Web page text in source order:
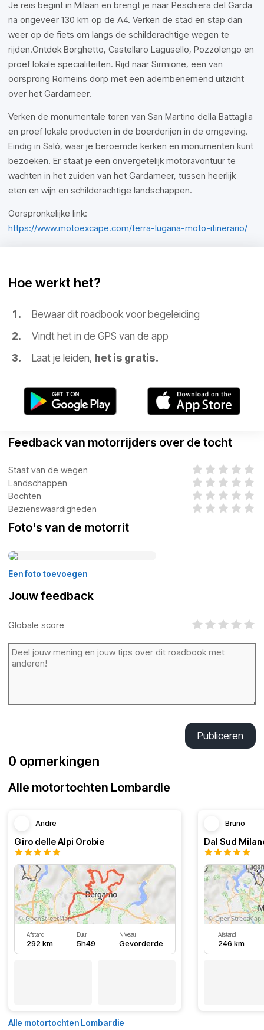
Je reis begint in Milaan en brengt je naar Peschiera del Garda
na ongeveer 130 km op de A4. Verken de stad en stap dan
weer op de fiets om langs de schilderachtige wegen te
rijden.Ontdek Borghetto, Castellaro Lagusello, Pozzolengo en
proef lokale specialiteiten. Rijd naar Sirmione, een van
oorsprong Romeins dorp met een adembenemend uitzicht
over het Gardameer.
Verken de monumentale toren van San Martino della Battaglia
en proef lokale producten in de boerderijen in de omgeving.
Eindig in Salò, waar je beroemde kerken en monumenten kunt
bezoeken. Er staat je een onvergetelijk motoravontuur te
wachten in het zuiden van het Gardameer, tussen heerlijk
eten en wijn en schilderachtige landschappen.
Oorspronkelijke link:
https://www.motoexcape.com/terra-lugana-moto-itinerario/
Hoe werkt het?
Bewaar dit roadbook voor begeleiding
Vindt het in de GPS van de app
Laat je leiden, het is gratis.
Feedback van motorrijders over de tocht
Staat van de wegen
Landschappen
Bochten
Bezienswaardigheden
Foto's van de motorrit
Een foto toevoegen
Jouw feedback
Globale score
Publiceren
0 opmerkingen
Alle motortochten Lombardie
Andre
Giro delle Alpi Orobie
Afstand
292 km
Duur
5h49
Niveau
Gevorderde
Bruno
Afstand
246 km
Alle motortochten Lombardie